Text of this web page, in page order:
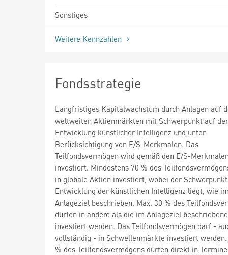
Sonstiges
Weitere Kennzahlen
Fondsstrategie
Langfristiges Kapitalwachstum durch Anlagen auf
weltweiten Aktienmärkten mit Schwerpunkt auf der
Entwicklung künstlicher Intelligenz und unter
Berücksichtigung von E/S-Merkmalen. Das
Teilfondsvermögen wird gemäß den E/S-
investiert. Mindestens 70 % des
in globale Aktien investiert, wobei der
Entwicklung der künstlichen Intelligenz liegt, wie
Anlageziel beschrieben. Max. 30 % des
dürfen in andere als die im Anlageziel
investiert werden. Das Teilfondsvermögen darf -
vollständig - in Schwellenmärkte investiert werden.
% des Teilfondsvermögens dürfen direkt in